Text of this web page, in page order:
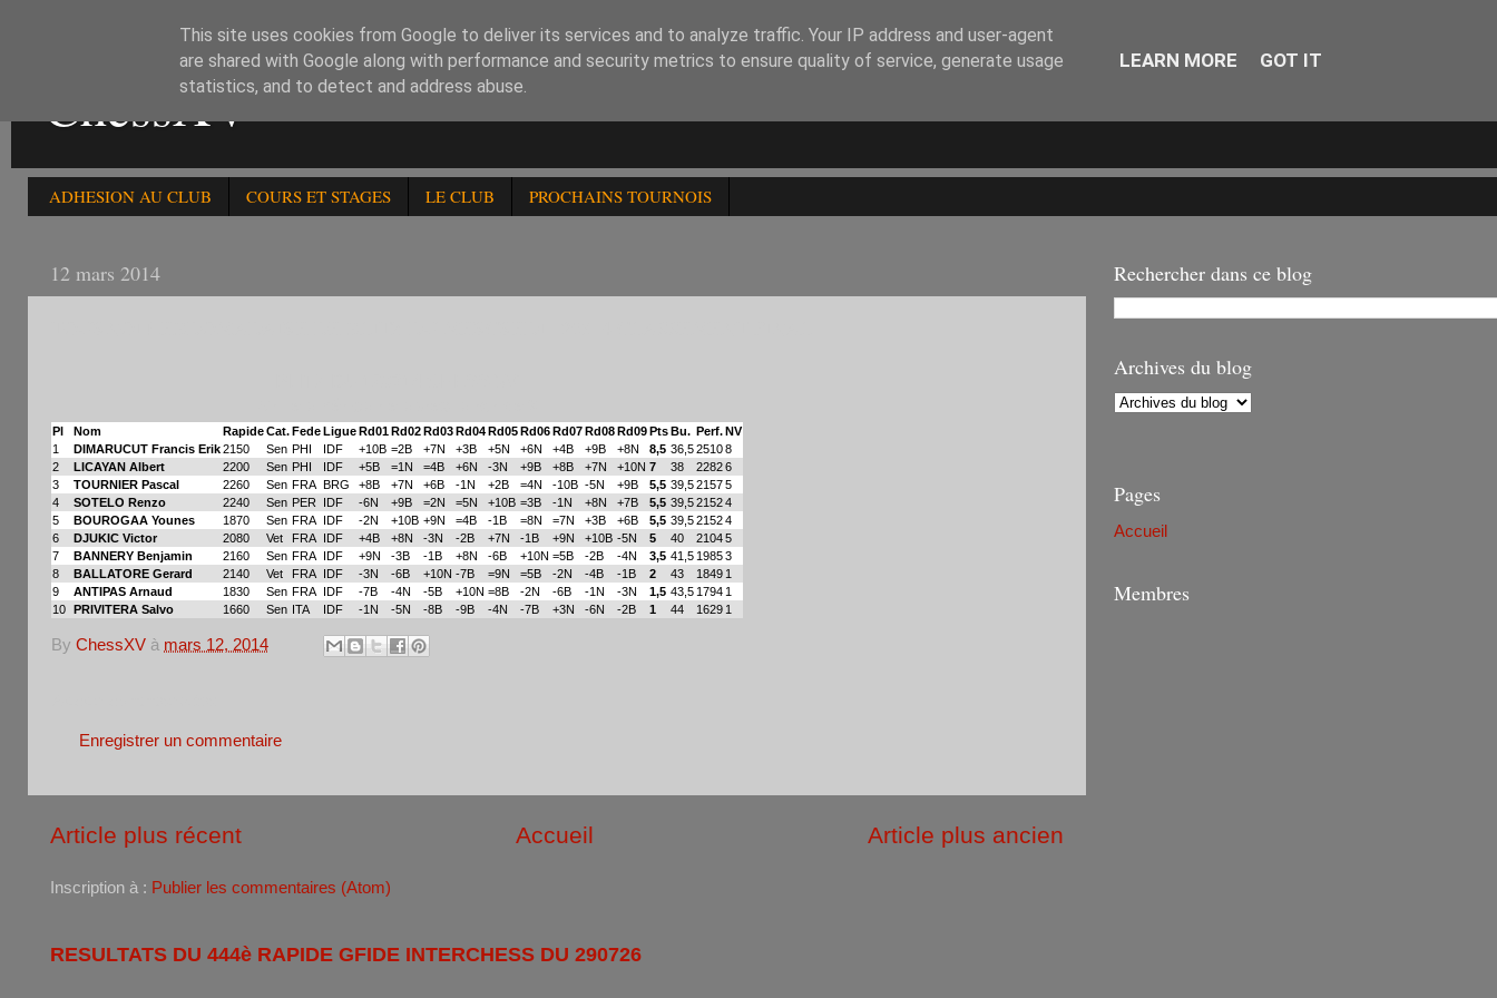
ChessXV
ADHESION AU CLUB COURS ET STAGES LE CLUB PROCHAINS TOURNOIS
12 mars 2014
Pl Nom RapideCat.FedeLigueRd01Rd02Rd03Rd04Rd05Rd06Rd07Rd08Rd09PtsBu. Perf.NV
1
DIMARUCUT Francis Erik2150 Sen PHI IDF +10B =2B +7N +3B +5N +6N +4B +9B +8N 8,5 36,525108
2
LICAYAN Albert 2200 Sen PHI IDF +5B =1N =4B +6N -3N +9B +8B +7N +10N 7 38 22826
3
TOURNIER Pascal 2260 Sen FRA BRG +8B +7N +6B -1N +2B =4N -10B -5N +9B 5,5 39,521575
4
SOTELO Renzo 2240 Sen PER IDF -6N +9B =2N =5N +10B =3B -1N +8N +7B 5,5 39,521524
5
BOUROGAA Younes 1870 Sen FRA IDF -2N +10B +9N =4B -1B =8N =7N +3B +6B 5,5 39,521524
6
DJUKIC Victor 2080 Vet FRA IDF +4B +8N -3N -2B +7N -1B +9N +10B -5N 5 40 21045
7
BANNERY Benjamin 2160 Sen FRA IDF +9N -3B -1B +8N -6B +10N =5B -2B -4N 3,5 41,5 19853
8
BALLATORE Gerard 2140 Vet FRA IDF -3N -6B +10N -7B =9N =5B -2N -4B -1B 2 43 1849 1
9
ANTIPAS Arnaud 1830 Sen FRA IDF -7B -4N -5B +10N =8B -2N -6B -1N -3N 1,5 43,5 1794 1
10 PRIVITERA Salvo 1660 Sen ITA IDF -1N -5N -8B -9B -4N -7B +3N -6N -2B 1 44 1629 1
By ChessXV à mars 12, 2014
Enregistrer un commentaire
Article plus récent Article plus ancien
Accueil
Inscription à : Publier les commentaires (Atom)
RESULTATS DU 444è RAPIDE GFIDE INTERCHESS DU 290726
Rechercher dans ce blog
Archives du blog
Pages
Accueil
Membres
This site uses cookies from Google to deliver its services and to analyze traffic. Your IP address and user-agent
are shared with Google along with performance and security metrics to ensure quality of service, generate usage
statistics, and to detect and address abuse.
LEARN MORE GOT IT